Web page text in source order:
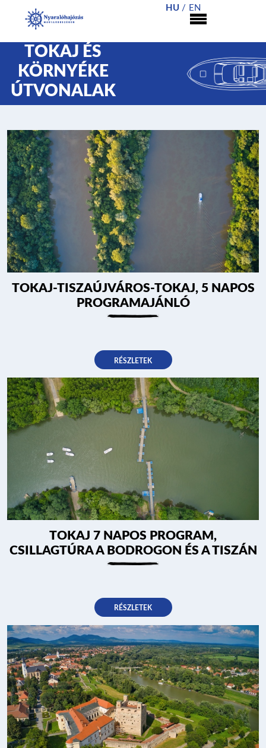
HU EN
TOKAJ ÉS
KÖRNYÉKE
ÚTVONALAK
TOKAJ-TISZAÚJVÁROS-TOKAJ, 5 NAPOS
PROGRAMAJÁNLÓ
RÉSZLETEK
TOKAJ 7 NAPOS PROGRAM,
CSILLAGTÚRA A BODROGON ÉS A TISZÁN
RÉSZLETEK